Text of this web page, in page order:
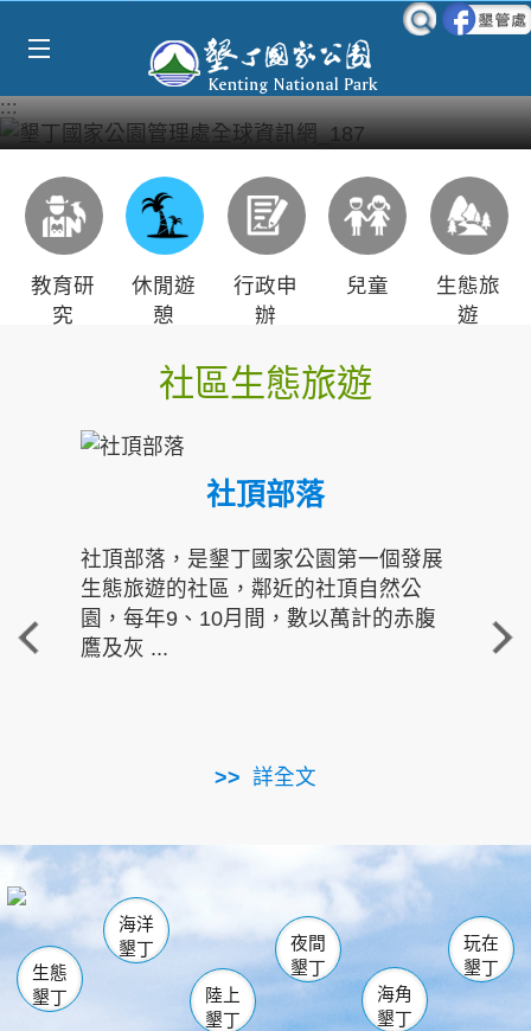
:::
教育研
究
休閒遊
憩
行政申
辦
兒童
生態旅
遊
社區生態旅遊
社頂部落
社頂部落，是墾丁國家公園第一個發展
生態旅遊的社區，鄰近的社頂自然公
園，每年9、10月間，數以萬計的赤腹
鷹及灰 ...
詳全文
重
走進
南仁湖
海生館
恆春 佳樂水
龍鑾潭自然中心 森林遊樂區
瓊麻館
關山 墾管處遊客中心
社頂公園 風吹沙
船帆石
白砂 龍磐公園
香蕉灣
砂島
鵝鑾鼻
生態
墾丁
海洋
墾丁
陸上
墾丁
夜間
墾丁
海角
墾丁
玩在
墾丁